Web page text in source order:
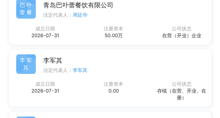
巴卟
蕾餐
青岛巴卟蕾餐饮有限公司
法定代表人： 周廷华
成立日期
2026-07-31
注册资本
50.00万
公司状态
在营（开业）企业
李军
其
李军其
法定代表人： 李军其
成立日期
2026-07-31
注册资本
0.00
公司状态
存续（在营、开业、在
册）